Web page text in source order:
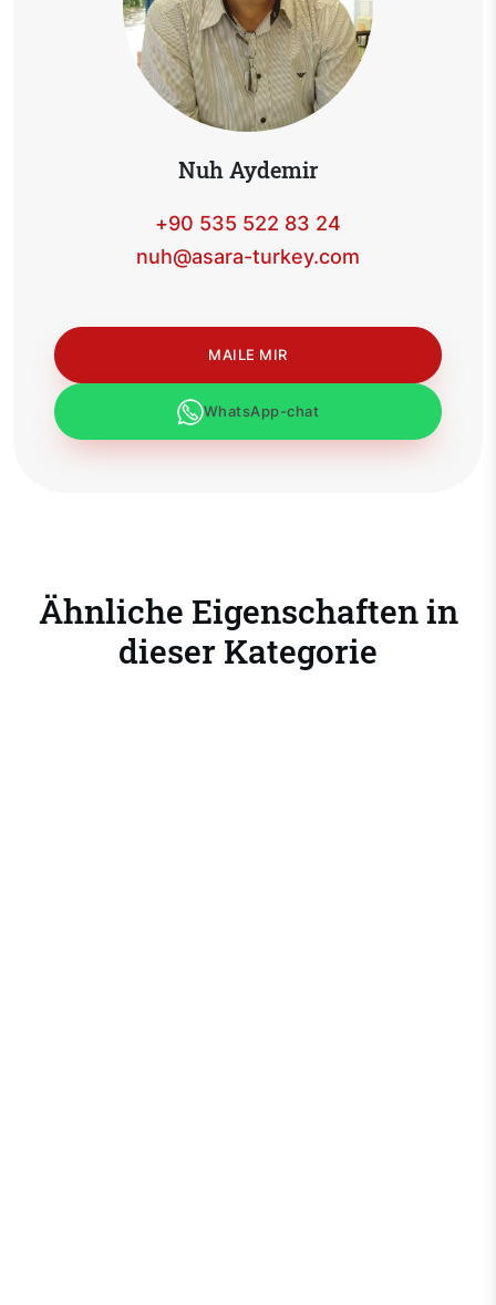
Nuh Aydemir
+90 535 522 83 24
nuh@asara-turkey.com
MAILE MIR
WhatsApp-chat
Ähnliche Eigenschaften in
dieser Kategorie